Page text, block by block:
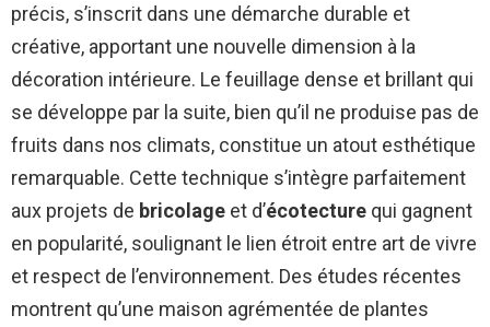
précis, s’inscrit dans une démarche durable et
créative, apportant une nouvelle dimension à la
décoration intérieure. Le feuillage dense et brillant qui
se développe par la suite, bien qu’il ne produise pas de
fruits dans nos climats, constitue un atout esthétique
remarquable. Cette technique s’intègre parfaitement
aux projets de bricolage et d’écotecture qui gagnent
en popularité, soulignant le lien étroit entre art de vivre
et respect de l’environnement. Des études récentes
montrent qu’une maison agrémentée de plantes